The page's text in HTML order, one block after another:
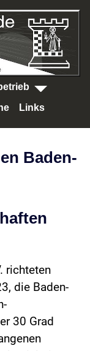
Links
Baden-
richteten
die Baden-
30 Grad